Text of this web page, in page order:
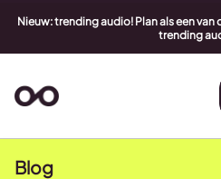
Nieuw: trending audio! Plan als een van
trending
Blog